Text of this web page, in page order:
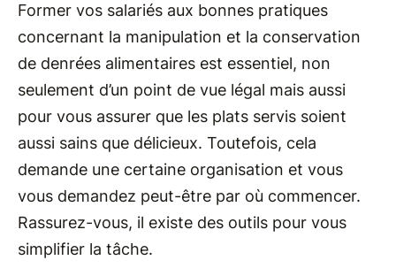
Former vos salariés aux bonnes pratiques
concernant la manipulation et la conservation
de denrées alimentaires est essentiel, non
seulement d’un point de vue légal mais aussi
pour vous assurer que les plats servis soient
aussi sains que délicieux. Toutefois, cela
demande une certaine organisation et vous
vous demandez peut-être par où commencer.
Rassurez-vous, il existe des outils pour vous
simplifier la tâche.